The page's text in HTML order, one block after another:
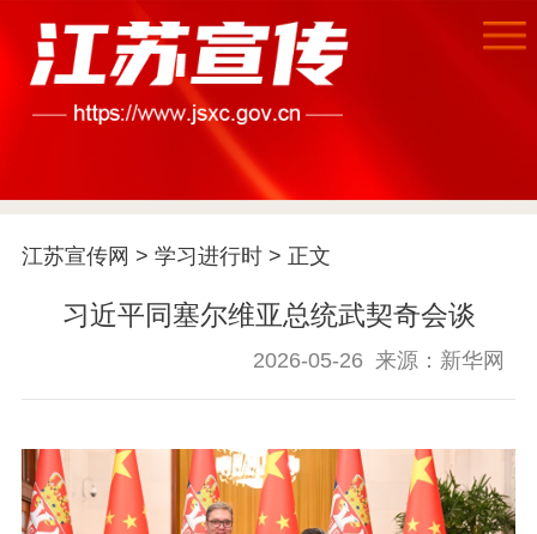
首页
江苏宣传网 > 学习进行时> 正文
习近平同塞尔维亚总统武契奇会谈
2026-05-26 来源：新华网